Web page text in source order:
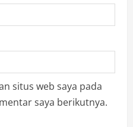
situs web saya pada
saya berikutnya.